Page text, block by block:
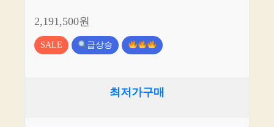
2,191,500원
SALE 급상승
최저가구매